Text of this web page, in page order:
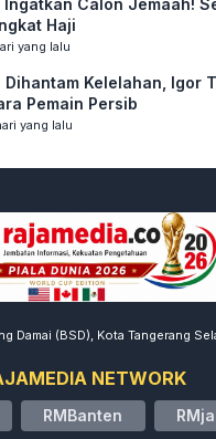
Ingatkan Calon Jemaah!
Haji
yang lalu
Dihantam Kelelahan, Igor
Pemain Persib
yang lalu
Damai (BSD), Kota Tangerang
NETWORK
RMBanten